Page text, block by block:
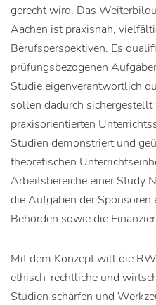
gerecht wird. Das
Aachen ist praxisnah,
Berufsperspektiven. Es
prüfungsbezogenen
Studie eigenverantwortlich
sollen dadurch sichergestellt
praxisorientierten
Studien demonstriert und
theoretischen
Arbeitsbereiche einer Study
die Aufgaben der Sponsoren
Behörden sowie die
Mit dem Konzept will die
ethisch-rechtliche und
Studien schärfen und